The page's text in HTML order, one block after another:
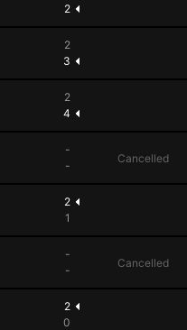
2
2
3
2
4
-
-
Cancelled
2
1
-
-
Cancelled
2
0